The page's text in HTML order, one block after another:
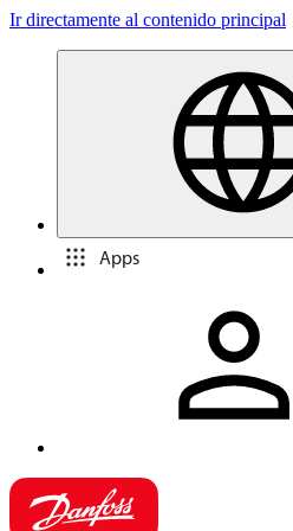
Ir directamente al contenido principal
Apps